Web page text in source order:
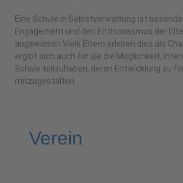
Eine Schule in Selbstverwaltung ist
Engagement und den Enthusiasmus der
angewiesen.Viele Eltern erleben dies als
ergibt sich auch für sie die Möglichkeit,
Schule teilzuhaben, deren Entwicklung zu
mitzugestalten.
Verein